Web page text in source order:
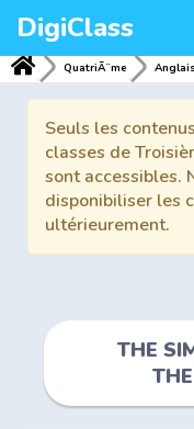
DigiClass
QuatriÃ¨me Anglais
Seuls les
classes de
sont accessibles.
disponibiliser les
ultérieurement.
THE